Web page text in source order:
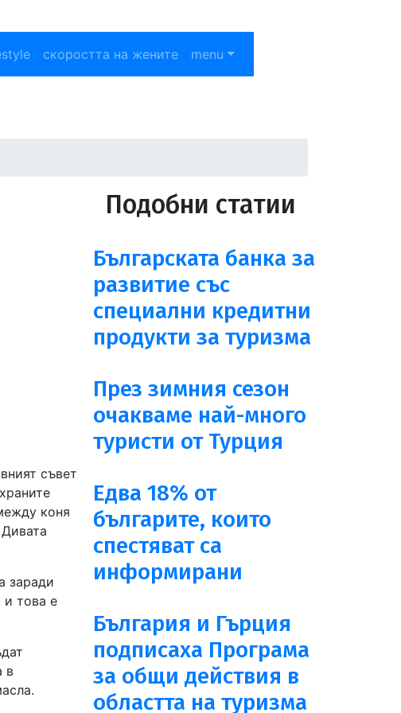
скоростта на жените menu
съвет
коня
заради
и това е
в
Подобни статии
Българската банка за
развитие със
специални кредитни
продукти за туризма
През зимния сезон
очакваме най-много
туристи от Турция
Едва 18% от
българите, които
спестяват са
информирани
България и Гърция
подписаха Програма
за общи действия в
областта на туризма